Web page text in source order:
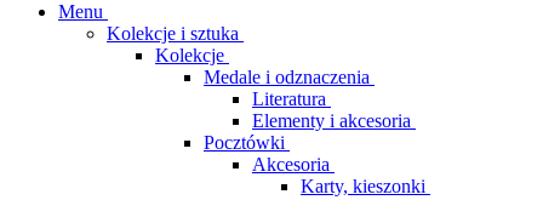
Menu
Kolekcje i sztuka
Kolekcje
Medale i odznaczenia
Literatura
Elementy i akcesoria
Pocztówki
Akcesoria
Karty, kieszonki